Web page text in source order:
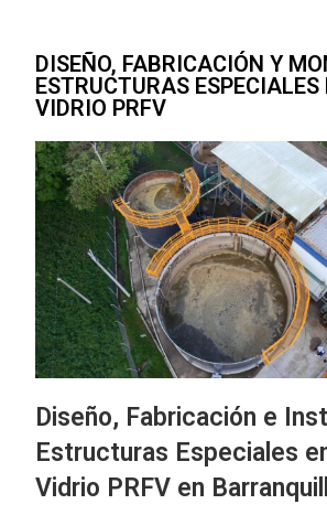
DISEÑO, FABRICACIÓN Y
ESTRUCTURAS ESPECIALES
VIDRIO PRFV
Diseño, Fabricación e
Estructuras Especiales
Vidrio PRFV en